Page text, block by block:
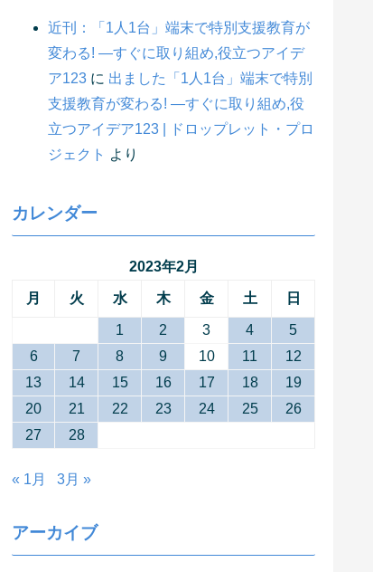
近刊：「1人1台」端末で特別支援教育が
変わる! ―すぐに取り組め,役立つアイデ
ア123 に 出ました「1人1台」端末で特別
支援教育が変わる! ―すぐに取り組め,役
立つアイデア123 | ドロップレット・プロ
ジェクト より
カレンダー
2023年2月
月 火 水 木 金 土 日
1 2 3 4
5
6
7 8 9 10 11
12
13
14 15 16 17 18
19
20
21 22 23 24 25
26
27
28
« 1月 3月 »
アーカイブ